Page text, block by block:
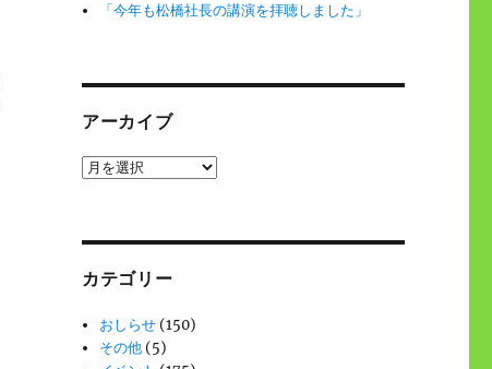
「今年も松橋社長の講演を拝聴しました」
アーカイブ
ア
カテゴリー
おしらせ (150)
その他 (5)